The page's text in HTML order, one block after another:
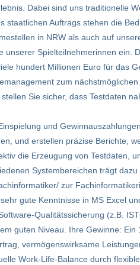
Dabei sind uns traditionelle
staat­lichen Auftrags stehen die
in NRW als auch auf
unserer Spielteil­nehmerinnen ein.
hundert Millionen Euro für das
zum
stellen Sie sicher, dass Testdaten
und
und erstellen präzise Berichte,
die Erzeugung von Testdaten,
Systembereichen trägt
zur
gute Kenntnisse in MS Excel
Qualitätssicherung (z.B.
guten Niveau. Ihre Gewinne:
vermögens­wirksame
Work-Life-Balance durch